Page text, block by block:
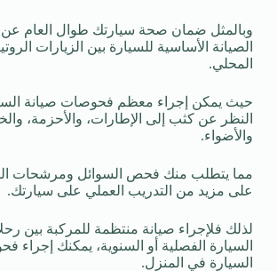
وبالمثل ضمان صحة سيارتك طوال العام
الصيانة الأساسية للسيارة بين الزيارات
المحلي.
حيث يمكن إجراء معظم فحوصات صيانة
النظر عن كثب إلى الإطارات، والأحزمة،
والأضواء.
مما يتطلب منك فحص السوائل ومرشحات
على مزيد من التدريب العملي على سيارتك.
لذلك فلإجراء صيانة منتظمة للمركبة بين
السيارة الفصلية أو السنوية، يمكنك إجراء
السيارة في المنزل.